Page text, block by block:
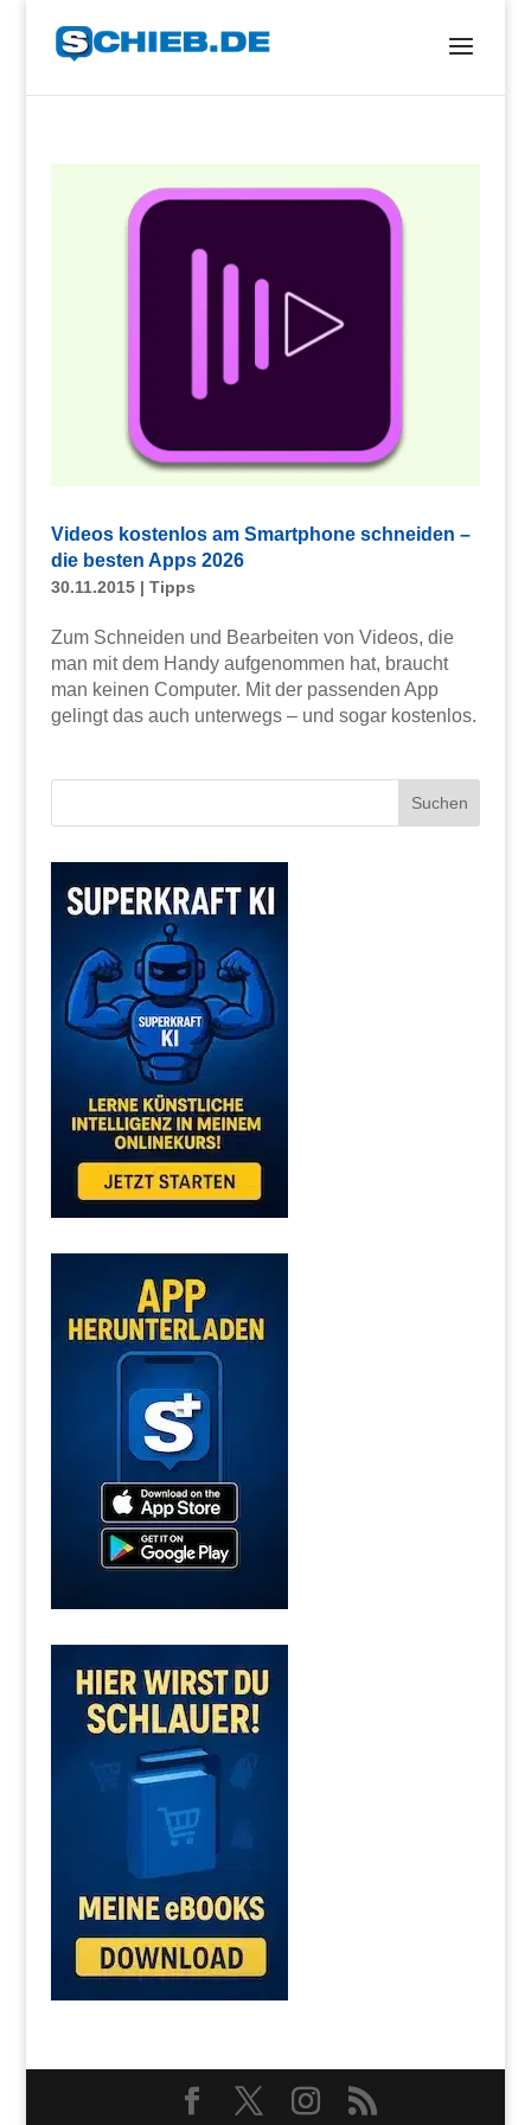
Videos kostenlos am Smartphone schneiden –
die besten Apps 2026
30.11.2015| Tipps
Zum Schneiden und Bearbeiten von Videos, die
man mit dem Handy aufgenommen hat, braucht
man keinen Computer. Mit der passenden App
gelingt das auch unterwegs – und sogar kostenlos.